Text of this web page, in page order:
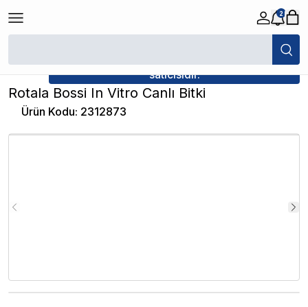
2
/
satıcısıdır.
Rotala Bossi In Vitro Canlı Bitki
Ürün Kodu: 2312873